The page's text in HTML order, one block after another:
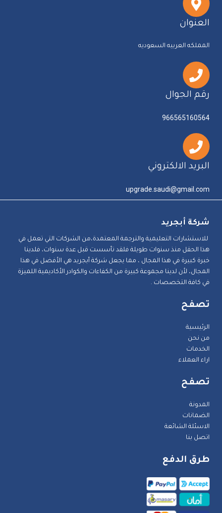
العنوان
المملكه العربيه السعوديه
رقم الجوال
966565160564
البريد الالكتروني
upgrade.saudi@gmail.com
شركة أبجريد
للاستشارات التعليمية والترجمة المعتمدة،من الشركات التي تعمل في
هذا الحقل منذ سنوات طويلة فلقد تأسست قبل عدة سنوات، فلدينا
خبرة كبيرة في هذا المجال ، مما يجعل شركة أبجريد هي الأفضل في هذا
المجال، لأن لدينا مجموعة كبيرة من الكفاءات والكوادر الأكاديمية اللميزة
في كافة التخصصات .
تصفح
الرئيسية
من نحن
الخدمات
اراء العملاء
تصفح
المدونة
الضمانات
الاسئلة الشائعة
اتصل بنا
طرق الدفع